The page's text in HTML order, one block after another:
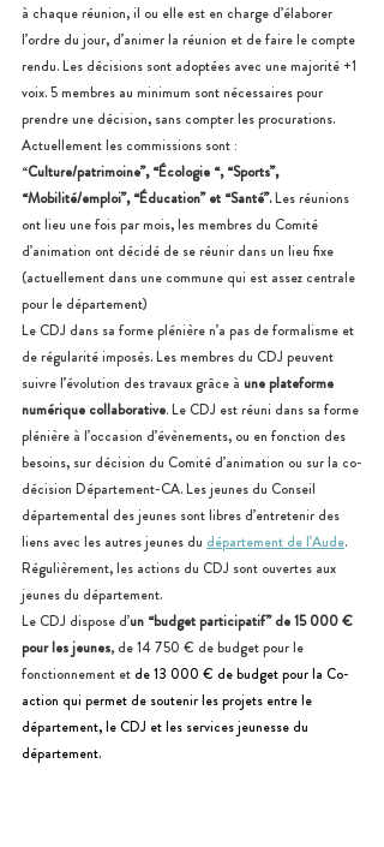
à chaque réunion, il ou elle est en charge d’élaborer
l’ordre du jour, d’animer la réunion et de faire le compte
rendu. Les décisions sont adoptées avec une majorité +1
voix. 5 membres au minimum sont nécessaires pour
prendre une décision, sans compter les procurations.
Actuellement les commissions sont :
“Culture/patrimoine”, “Écologie “, “Sports”,
“Mobilité/emploi”, “Éducation” et “Santé”. Les réunions
ont lieu une fois par mois, les membres du Comité
d’animation ont décidé de se réunir dans un lieu fixe
(actuellement dans une commune qui est assez centrale
pour le département)
Le CDJ dans sa forme plénière n’a pas de formalisme et
de régularité imposés. Les membres du CDJ peuvent
suivre l’évolution des travaux grâce à une plateforme
numérique collaborative. Le CDJ est réuni dans sa forme
plénière à l’occasion d’évènements, ou en fonction des
besoins, sur décision du Comité d’animation ou sur la co-
décision Département-CA. Les jeunes du Conseil
départemental des jeunes sont libres d’entretenir des
liens avec les autres jeunes du département de l’Aude.
Régulièrement, les actions du CDJ sont ouvertes aux
jeunes du département.
Le CDJ dispose d’un “budget participatif” de 15 000 €
pour les jeunes, de 14 750 € de budget pour le
fonctionnement et de 13 000 € de budget pour la Co-
action qui permet de soutenir les projets entre le
département, le CDJ et les services jeunesse du
département.